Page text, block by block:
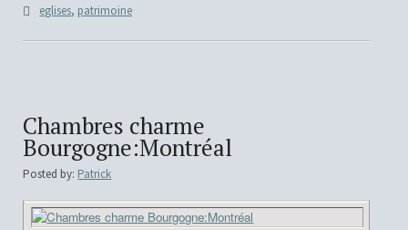
eglises, patrimoine
Chambres charme
Bourgogne:Montréal
Posted by: Patrick